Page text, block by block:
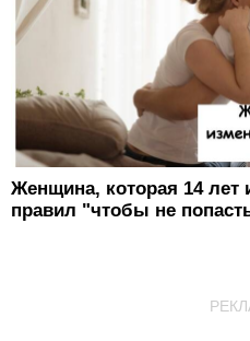
Женщина, которая 14 лет
правил "чтобы не